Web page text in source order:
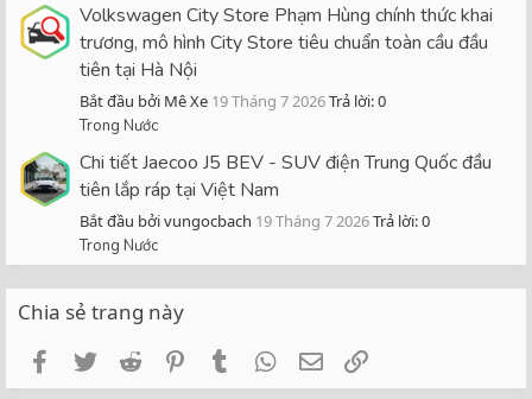
Volkswagen City Store Phạm Hùng chính thức khai
trương, mô hình City Store tiêu chuẩn toàn cầu đầu
tiên tại Hà Nội
Bắt đầu bởi Mê Xe 19 Tháng 7 2026Trả lời: 0
Trong Nước
Chi tiết Jaecoo J5 BEV - SUV điện Trung Quốc đầu
tiên lắp ráp tại Việt Nam
Bắt đầu bởi vungocbach 19 Tháng 7 2026Trả lời: 0
Trong Nước
Chia sẻ trang này
FacebookTwitterReddit PinterestTumblrWhatsApp
Email